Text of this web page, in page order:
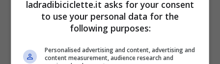
Infinity) – Ladradibiciclette.it
Con un cuore spezzato e la mente
annebbiata dal dolore, İlyas pone a Hulya
ladradibiciclette.it asks for your consent
to use your personal data for the
following purposes:
Personalised advertising and content, advertising and
content measurement, audience research and